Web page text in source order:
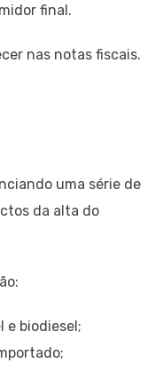
final.
nas notas fiscais.
uma série de
da alta do
e biodiesel;